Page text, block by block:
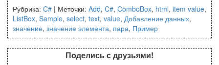
Рубрика: C# | Меточки: Add, C#, ComboBox, html, item value,
ListBox, Sample, select, text, value, Добавление данных,
значение, значение элемента, пара, Пример
Поделись с друзьями!